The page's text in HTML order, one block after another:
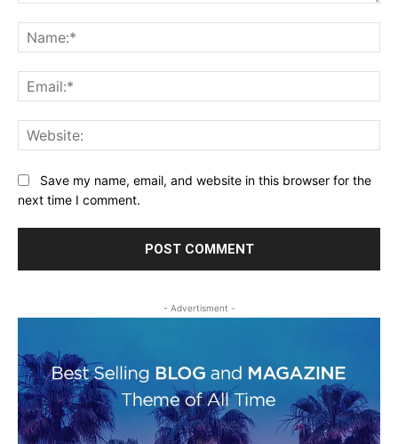
Save my name, email, and website in this browser for the
next time I comment.
- Advertisment -